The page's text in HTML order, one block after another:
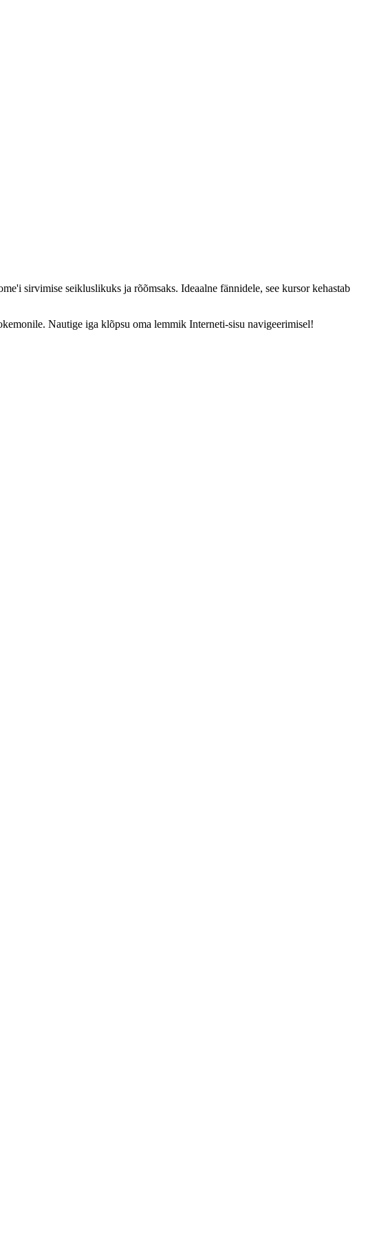
sirvimise seikluslikuks ja rõõmsaks. Ideaalne fännidele, see kursor kehastab
Nautige iga klõpsu oma lemmik Interneti-sisu navigeerimisel!